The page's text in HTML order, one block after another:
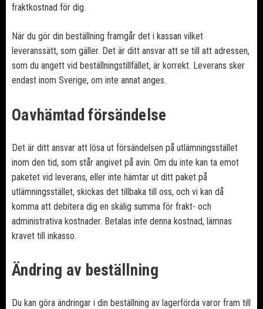
fraktkostnad för dig.
När du gör din beställning framgår det i kassan vilket
leveranssätt, som gäller. Det är ditt ansvar att se till att adressen,
som du angett vid beställningstillfället, är korrekt. Leverans sker
endast inom Sverige, om inte annat anges.
Oavhämtad försändelse
Det är ditt ansvar att lösa ut försändelsen på utlämningsstället
inom den tid, som står angivet på avin. Om du inte kan ta emot
paketet vid leverans, eller inte hämtar ut ditt paket på
utlämningsstället, skickas det tillbaka till oss, och vi kan då
komma att debitera dig en skälig summa för frakt- och
administrativa kostnader. Betalas inte denna kostnad, lämnas
kravet till inkasso.
Ändring av beställning
Du kan göra ändringar i din beställning av lagerförda varor fram till